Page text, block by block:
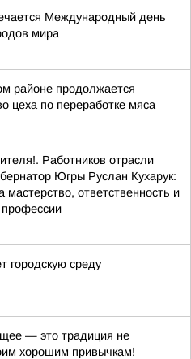
Международный день
мира
районе продолжается
цеха по переработке мяса
Работников отрасли
Югры Руслан Кухарук:
мастерство, ответственность и
профессии
городскую среду
— это традиция не
хорошим привычкам!